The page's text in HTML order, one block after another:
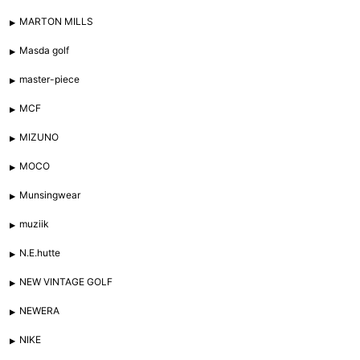
MARTON MILLS
Masda golf
master-piece
MCF
MIZUNO
MOCO
Munsingwear
muziik
N.E.hutte
NEW VINTAGE GOLF
NEWERA
NIKE